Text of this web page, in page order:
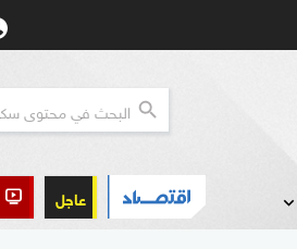
عاجل